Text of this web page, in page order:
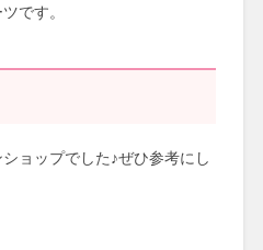
です。
ョップでした♪ぜひ参考にし